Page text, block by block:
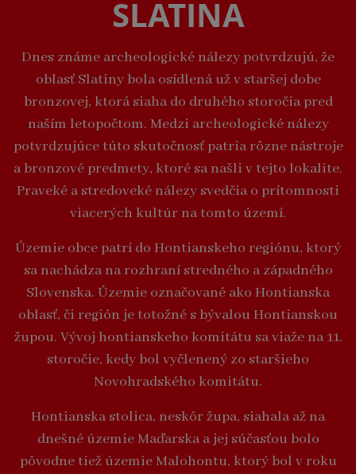
SLATINA
Dnes známe archeologické nálezy potvrdzujú, že
oblasť Slatiny bola osídlená už v staršej dobe
bronzovej, ktorá siaha do druhého storočia pred
naším letopočtom. Medzi archeologické nálezy
potvrdzujúce túto skutočnosť patria rôzne nástroje
a bronzové predmety, ktoré sa našli v tejto lokalite.
Praveké a stredoveké nálezy svedčia o prítomnosti
viacerých kultúr na tomto území.
Územie obce patrí do Hontianskeho regiónu, ktorý
sa nachádza na rozhraní stredného a západného
Slovenska. Územie označované ako Hontianska
oblasť, či región je totožné s bývalou Hontianskou
župou. Vývoj hontianskeho komitátu sa viaže na 11.
storočie, kedy bol vyčlenený zo staršieho
Novohradského komitátu.
Hontianska stolica, neskôr župa, siahala až na
dnešné územie Maďarska a jej súčasťou bolo
pôvodne tiež územie Malohontu, ktorý bol v roku